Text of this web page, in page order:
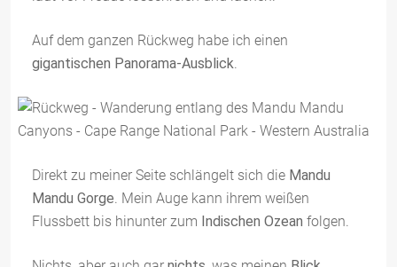
Auf dem ganzen Rückweg habe ich einen
gigantischen Panorama-Ausblick.
Direkt zu meiner Seite schlängelt sich die Mandu
Mandu Gorge. Mein Auge kann ihrem weißen
Flussbett bis hinunter zum Indischen Ozean folgen.